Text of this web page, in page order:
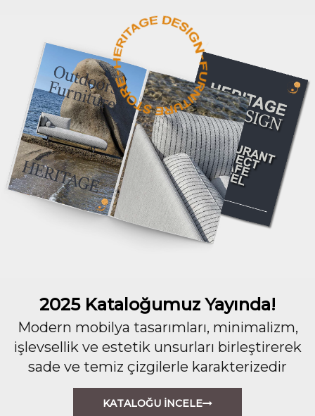
2025 Kataloğumuz Yayında!
Modern mobilya tasarımları, minimalizm,
işlevsellik ve estetik unsurları birleştirerek
sade ve temiz çizgilerle karakterizedir
KATALOĞU İNCELE